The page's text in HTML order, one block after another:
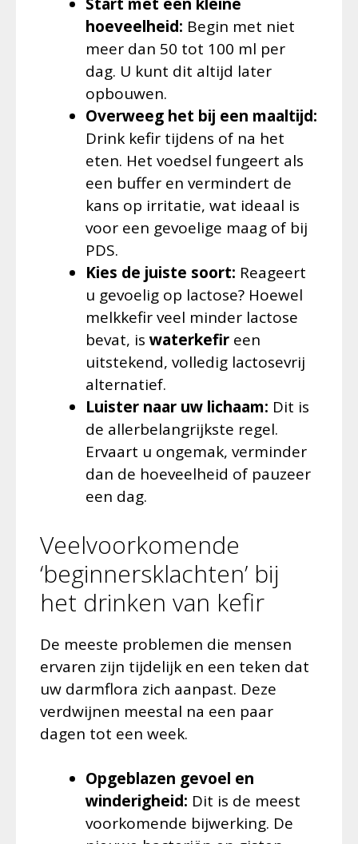
Start met een kleine
hoeveelheid: Begin met niet
meer dan 50 tot 100 ml per
dag. U kunt dit altijd later
opbouwen.
Overweeg het bij een maaltijd:
Drink kefir tijdens of na het
eten. Het voedsel fungeert als
een buffer en vermindert de
kans op irritatie, wat ideaal is
voor een gevoelige maag of bij
PDS.
Kies de juiste soort: Reageert
u gevoelig op lactose? Hoewel
melkkefir veel minder lactose
bevat, is waterkefir een
uitstekend, volledig lactosevrij
alternatief.
Luister naar uw lichaam: Dit is
de allerbelangrijkste regel.
Ervaart u ongemak, verminder
dan de hoeveelheid of pauzeer
een dag.
Veelvoorkomende
‘beginnersklachten’ bij
het drinken van kefir
De meeste problemen die mensen
ervaren zijn tijdelijk en een teken dat
uw darmflora zich aanpast. Deze
verdwijnen meestal na een paar
dagen tot een week.
Opgeblazen gevoel en
winderigheid: Dit is de meest
voorkomende bijwerking. De